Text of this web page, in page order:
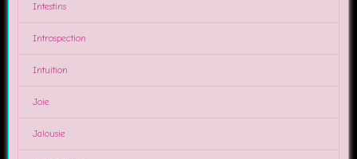
Intestins
Introspection
Intuition
Joie
Jalousie